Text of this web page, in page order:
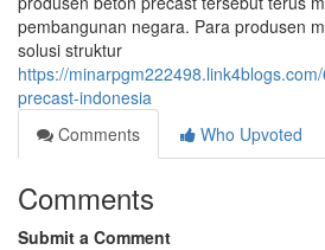
pembangunan negara. Para produsen
solusi struktur
https://
precast-indonesia
Comments
Who Upvoted
Comments
Submit a Comment